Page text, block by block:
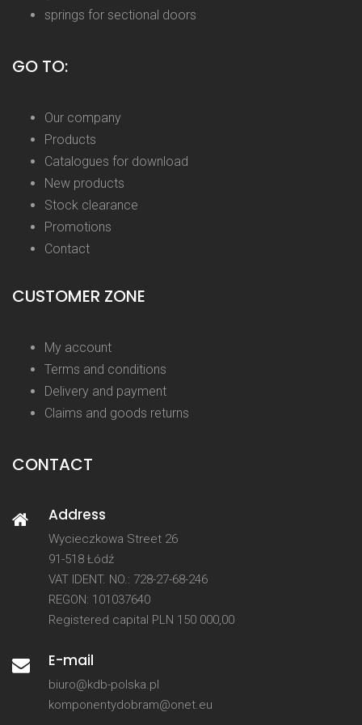
springs for sectional doors
GO TO:
Our company
Products
Catalogues for download
New products
Stock clearance
Promotions
Contact
CUSTOMER ZONE
My account
Terms and conditions
Delivery and payment
Claims and goods returns
CONTACT
Address
Wycieczkowa Street 26
91-518 Łódź
VAT IDENT. NO.: 728-27-68-246
REGON: 101037640
Registered capital PLN 150 000,00
E-mail
biuro@kdb-polska.pl
komponentydobram@onet.eu